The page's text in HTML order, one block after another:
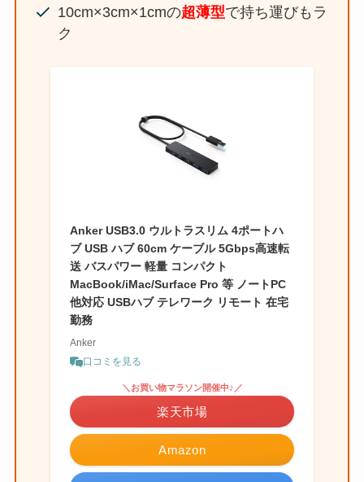
10cm×3cm×1cmの超薄型で持ち運びもラ
ク
Anker USB3.0 ウルトラスリム 4ポートハ
ブ USB ハブ 60cm ケーブル 5Gbps高速転
送 バスパワー 軽量 コンパクト
MacBook/iMac/Surface Pro 等 ノートPC
他対応 USBハブ テレワーク リモート 在宅
勤務
Anker
口コミを見る
Amazon
＼お買い物マラソン開催中♪／
楽天市場